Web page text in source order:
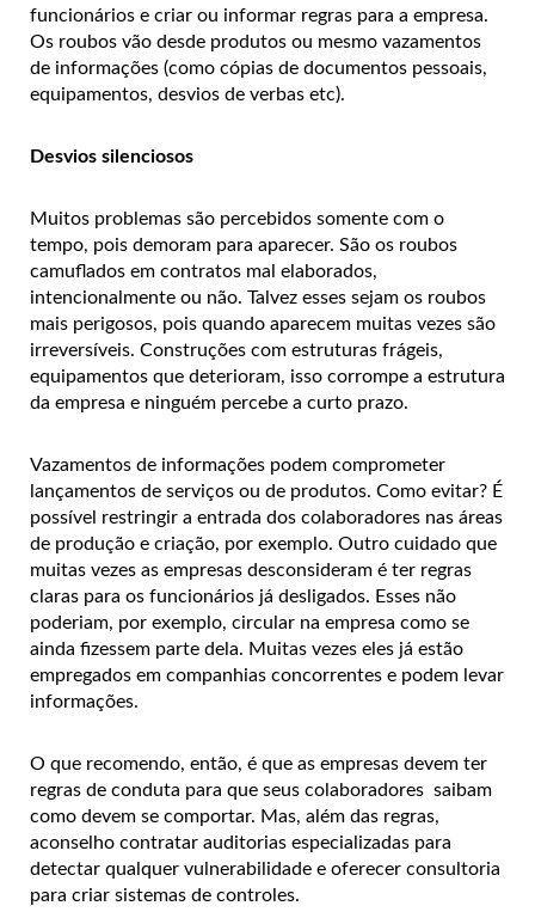
funcionários e criar ou informar regras para a empresa.
Os roubos vão desde produtos ou mesmo vazamentos
de informações (como cópias de documentos pessoais,
equipamentos, desvios de verbas etc).
Desvios silenciosos
Muitos problemas são percebidos somente com o
tempo, pois demoram para aparecer. São os roubos
camuflados em contratos mal elaborados,
intencionalmente ou não. Talvez esses sejam os roubos
mais perigosos, pois quando aparecem muitas vezes são
irreversíveis. Construções com estruturas frágeis,
equipamentos que deterioram, isso corrompe a estrutura
da empresa e ninguém percebe a curto prazo.
Vazamentos de informações podem comprometer
lançamentos de serviços ou de produtos. Como evitar? É
possível restringir a entrada dos colaboradores nas áreas
de produção e criação, por exemplo. Outro cuidado que
muitas vezes as empresas desconsideram é ter regras
claras para os funcionários já desligados. Esses não
poderiam, por exemplo, circular na empresa como se
ainda fizessem parte dela. Muitas vezes eles já estão
empregados em companhias concorrentes e podem levar
informações.
O que recomendo, então, é que as empresas devem ter
regras de conduta para que seus colaboradores saibam
como devem se comportar. Mas, além das regras,
aconselho contratar auditorias especializadas para
detectar qualquer vulnerabilidade e oferecer consultoria
para criar sistemas de controles.